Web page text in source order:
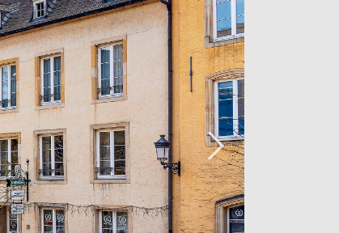
ist auch die technische
Ein DIVUS-
alle Innenraumfunktionen
die Fußbodenheizung und die
oder das unglaubliche
Sie sich bitte direkt an die
prestigeträchtigen Immobilie